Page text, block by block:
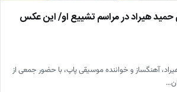
حمید هیراد در مراسم تشییع او/ این عکس
آهنگساز و خواننده موسیقی پاپ، با حضور جمعی از